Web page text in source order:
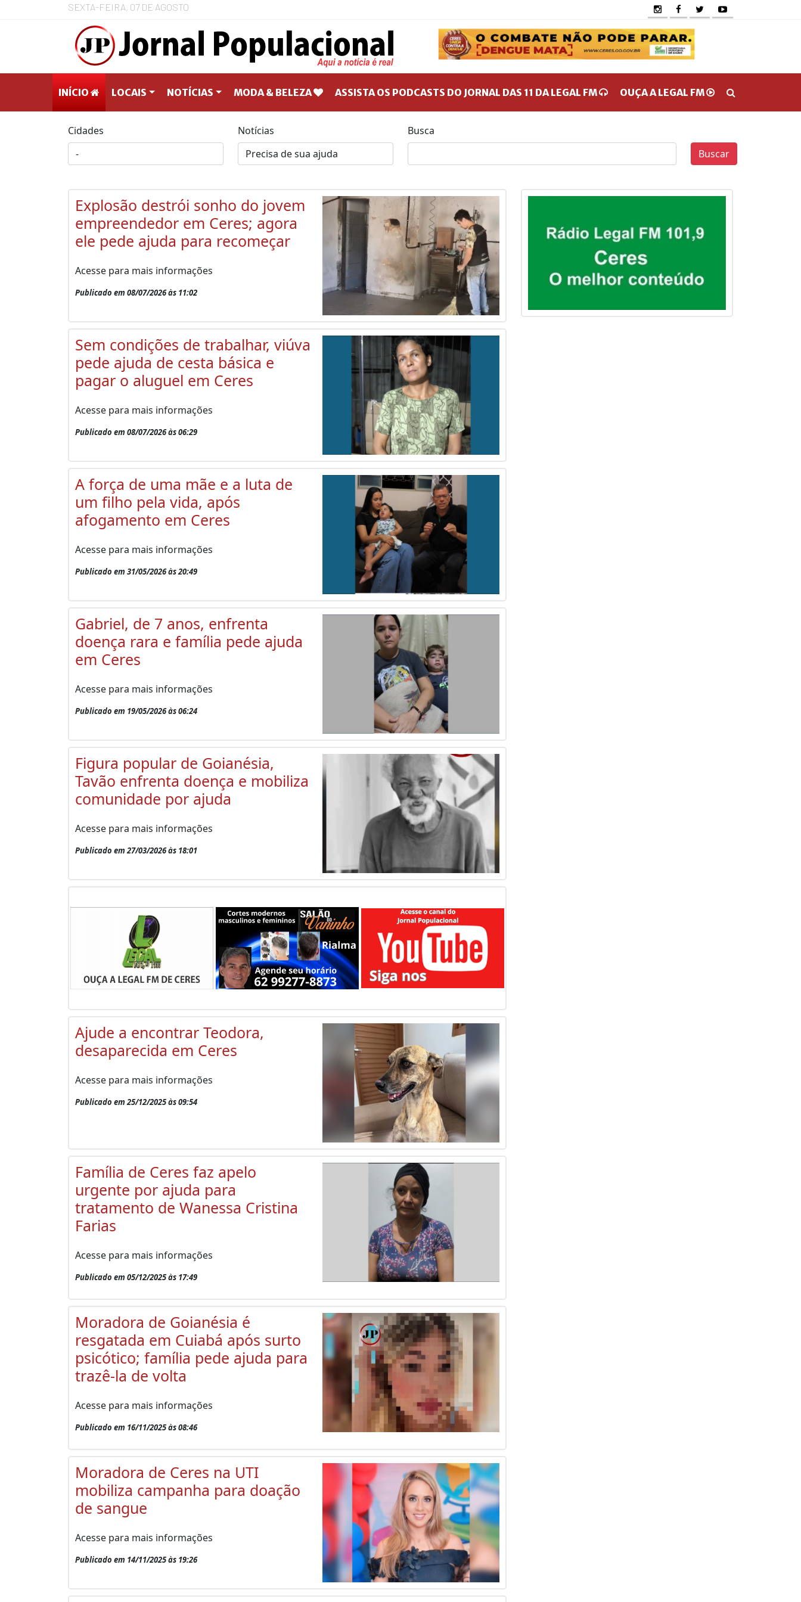
SEXTA-FEIRA, 07 DE AGOSTO
INÍCIO LOCAIS NOTÍCIAS MODA & BELEZA ASSISTA OS PODCASTS DO JORNAL DAS 11 DA LEGAL FM OUÇA A LEGAL FM
Cidades Notícias
Busca
Buscar
Explosão destrói sonho do jovem
empreendedor em Ceres; agora
ele pede ajuda para recomeçar
Acesse para mais informações
Publicado em 08/07/2026 às 11:02
Sem condições de trabalhar, viúva
pede ajuda de cesta básica e
pagar o aluguel em Ceres
Acesse para mais informações
Publicado em 08/07/2026 às 06:29
A força de uma mãe e a luta de
um filho pela vida, após
afogamento em Ceres
Acesse para mais informações
Publicado em 31/05/2026 às 20:49
Gabriel, de 7 anos, enfrenta
doença rara e família pede ajuda
em Ceres
Acesse para mais informações
Publicado em 19/05/2026 às 06:24
Figura popular de Goianésia,
Tavão enfrenta doença e mobiliza
comunidade por ajuda
Acesse para mais informações
Publicado em 27/03/2026 às 18:01
Ajude a encontrar Teodora,
desaparecida em Ceres
Acesse para mais informações
Publicado em 25/12/2025 às 09:54
Família de Ceres faz apelo
urgente por ajuda para
tratamento de Wanessa Cristina
Farias
Acesse para mais informações
Publicado em 05/12/2025 às 17:49
Moradora de Goianésia é
resgatada em Cuiabá após surto
psicótico; família pede ajuda para
trazê-la de volta
Acesse para mais informações
Publicado em 16/11/2025 às 08:46
Moradora de Ceres na UTI
mobiliza campanha para doação
de sangue
Acesse para mais informações
Publicado em 14/11/2025 às 19:26